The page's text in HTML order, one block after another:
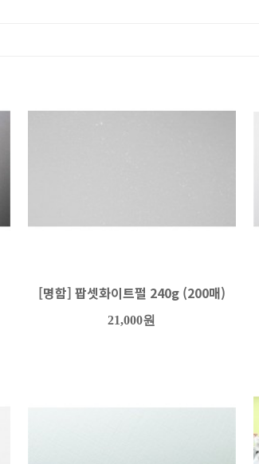
[명함] 팝셋화이트펄 240g (200매)
21,000원